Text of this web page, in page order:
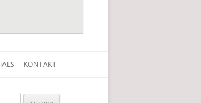
aus dem Leben
KONTAKT